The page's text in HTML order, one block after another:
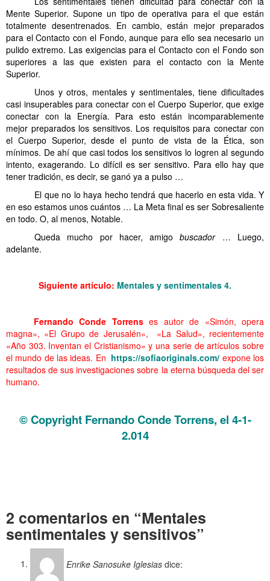
Mente Superior. Supone un tipo de operativa para el que están
totalmente desentrenados. En cambio, están mejor preparados
para el Contacto con el Fondo, aunque para ello sea necesario un
pulido extremo. Las exigencias para el Contacto con el Fondo son
superiores a las que existen para el contacto con la Mente
Superior.
Unos y otros, mentales y sentimentales, tiene dificultades
casi insuperables para conectar con el Cuerpo Superior, que exige
conectar con la Energía. Para esto están incomparablemente
mejor preparados los sensitivos. Los requisitos para conectar con
el Cuerpo Superior, desde el punto de vista de la Ética, son
mínimos. De ahí que casi todos los sensitivos lo logren al segundo
intento, exagerando. Lo difícil es ser sensitivo. Para ello hay que
tener tradición, es decir, se ganó ya a pulso …
El que no lo haya hecho tendrá que hacerlo en esta vida. Y
en eso estamos unos cuántos … La Meta final es ser Sobresaliente
en todo. O, al menos, Notable.
Queda mucho por hacer, amigobuscador… Luego,
adelante.
Siguiente artículo: Mentales y sentimentales 4.
Fernando Conde Torrenses autor de «Simón, opera
magna», «El Grupo de Jerusalén», «La Salud», recientemente
«Año 303. Inventan el Cristianismo» y una serie de artículos sobre
el mundo de las ideas. En https://sofiaoriginals.com/ expone los
resultados de sus investigaciones sobre la eterna búsqueda del ser
humano.
© Copyright Fernando Conde Torrens, el 4-1-
2.014
2 comentarios en “Mentales
sentimentales y sensitivos”
Enrike Sanosuke Iglesias dice: